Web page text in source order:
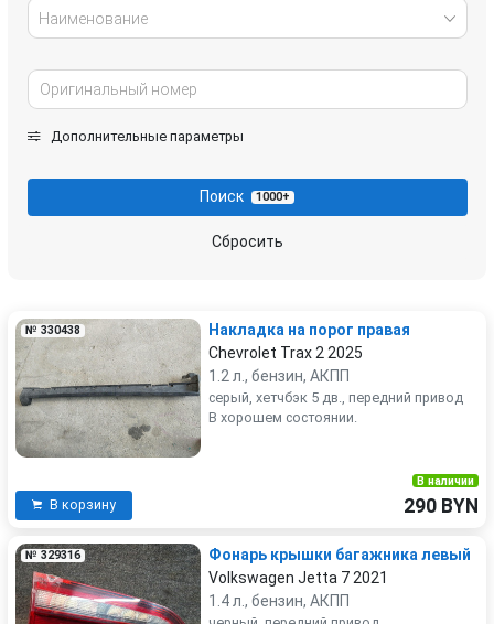
Isuzu
Jaguar Jeep
Lexus Lincoln
Nissan Opel
Peugeot Pontiac
Porsche
Rover
Smart SsangYong
Subaru Suzuki
Наименование
Дополнительные параметры
Поиск 1000+
Сбросить
№ 330438
Накладка на порог правая
Chevrolet Trax 2 2025
1.2 л., бензин, АКПП
серый, хетчбэк 5 дв., передний привод
В хорошем состоянии.
В корзину
В наличии
290 BYN
№ 329316
Фонарь крышки багажника левый
Volkswagen Jetta 7 2021
1.4 л., бензин, АКПП